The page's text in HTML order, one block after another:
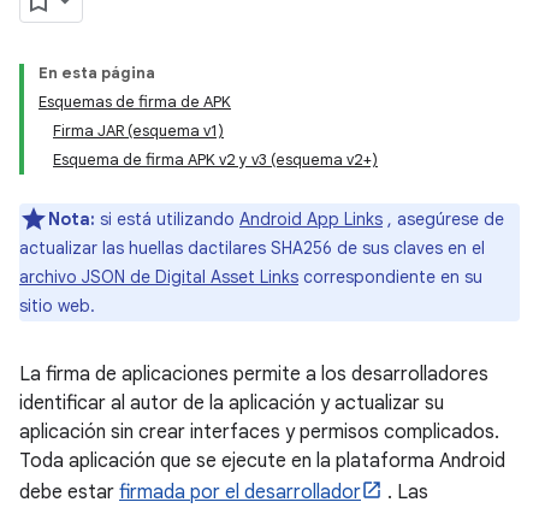
En esta página
Esquemas de firma de APK
Firma JAR (esquema v1)
Esquema de firma APK v2 y v3 (esquema v2+)
Nota: si está utilizando Android App Links , asegúrese de
actualizar las huellas dactilares SHA256 de sus claves en el
archivo JSON de Digital Asset Links correspondiente en su
sitio web.
La firma de aplicaciones permite a los desarrolladores
identificar al autor de la aplicación y actualizar su
aplicación sin crear interfaces y permisos complicados.
Toda aplicación que se ejecute en la plataforma Android
debe estar firmada por el desarrollador
. Las